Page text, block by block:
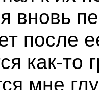
вновь
после
как-то
мне